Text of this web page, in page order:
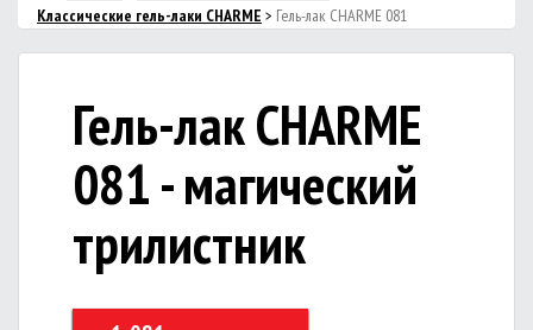
Классические гель-лаки CHARME > Гель-лак CHARME 081
Гель-лак CHARME
081 - магический
трилистник